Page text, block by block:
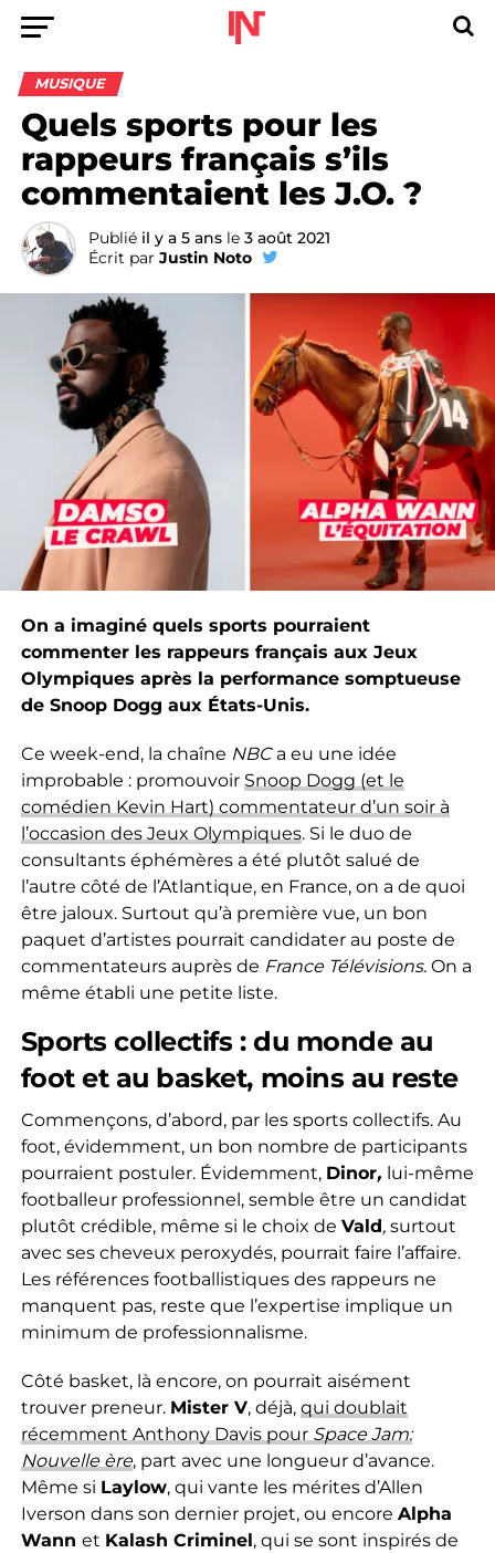
MUSIQUE
Quels sports pour les
rappeurs français s’ils
commentaient les J.O. ?
Publié il y a 5 ans le 3 août 2021
Écrit par Justin Noto
On a imaginé quels sports pourraient
commenter les rappeurs français aux Jeux
Olympiques après la performance somptueuse
de Snoop Dogg aux États-Unis.
Ce week-end, la chaîne NBC a eu une idée
improbable : promouvoir Snoop Dogg (et le
comédien Kevin Hart) commentateur d’un soir à
l’occasion des Jeux Olympiques. Si le duo de
consultants éphémères a été plutôt salué de
l’autre côté de l’Atlantique, en France, on a de quoi
être jaloux. Surtout qu’à première vue, un bon
paquet d’artistes pourrait candidater au poste de
commentateurs auprès de France Télévisions. On a
même établi une petite liste.
Sports collectifs : du monde au
foot et au basket, moins au reste
Commençons, d’abord, par les sports collectifs. Au
foot, évidemment, un bon nombre de participants
pourraient postuler. Évidemment, Dinor, lui-même
footballeur professionnel, semble être un candidat
plutôt crédible, même si le choix de Vald, surtout
avec ses cheveux peroxydés, pourrait faire l’affaire.
Les références footballistiques des rappeurs ne
manquent pas, reste que l’expertise implique un
minimum de professionnalisme.
Côté basket, là encore, on pourrait aisément
trouver preneur. Mister V, déjà, qui doublait
récemment Anthony Davis pour Space Jam:
Nouvelle ère, part avec une longueur d’avance.
Même si Laylow, qui vante les mérites d’Allen
Iverson dans son dernier projet, ou encore Alpha
Wann et Kalash Criminel, qui se sont inspirés de